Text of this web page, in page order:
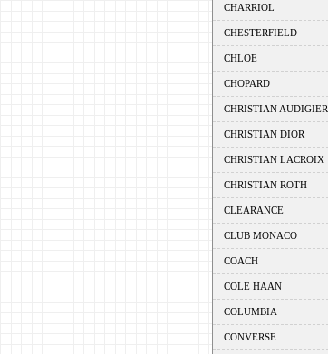
CHARRIOL
CHESTERFIELD
CHLOE
CHOPARD
CHRISTIAN AUDIGIER
CHRISTIAN DIOR
CHRISTIAN LACROIX
CHRISTIAN ROTH
CLEARANCE
CLUB MONACO
COACH
COLE HAAN
COLUMBIA
CONVERSE